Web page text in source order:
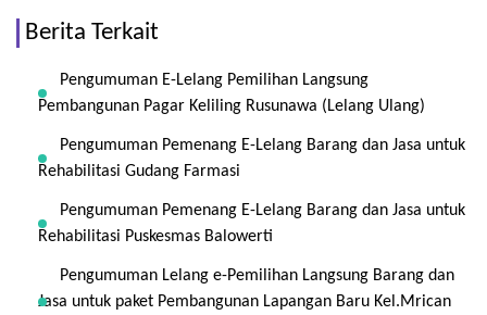
Berita Terkait
Pengumuman E-Lelang Pemilihan Langsung
Pembangunan Pagar Keliling Rusunawa (Lelang Ulang)
Pengumuman Pemenang E-Lelang Barang dan Jasa untuk
Rehabilitasi Gudang Farmasi
Pengumuman Pemenang E-Lelang Barang dan Jasa untuk
Rehabilitasi Puskesmas Balowerti
Pengumuman Lelang e-Pemilihan Langsung Barang dan
Jasa untuk paket Pembangunan Lapangan Baru Kel.Mrican